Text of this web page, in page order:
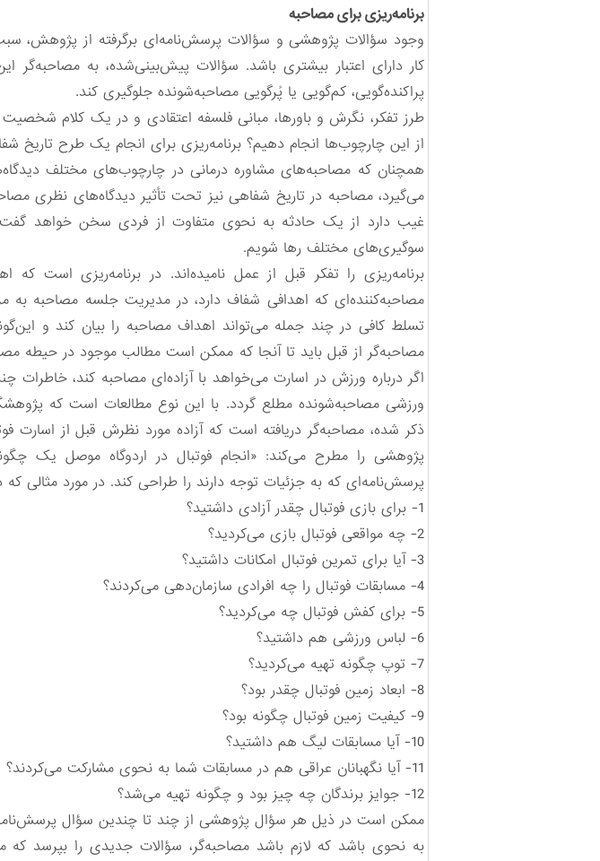
برنامه‌ریزی برای مصاحبه
وجود سؤالات پژوهشی و سؤالات پرسش‌نامه‌ای برگرفته از
کار دارای اعتبار بیشتری باشد. سؤالات پیش‌بینی‌شده، به
پراکنده‌گویی، کم‌گویی یا پُرگویی مصاحبه‌شونده جلوگیری کند.
طرز تفکر، نگرش و باورها، مبانی فلسفه اعتقادی و در یک‌ کلام
از این چارچوب‌ها انجام دهیم؟ برنامه‌ریزی برای انجام یک طرح
همچنان که مصاحبه‌های مشاوره درمانی در چارچوب‌های مختلف
می‌گیرد، مصاحبه در تاریخ شفاهی نیز تحت تأثیر دیدگاه‌های نظری
غیب دارد از یک حادثه به نحوی متفاوت از فردی سخن خواهد
سوگیری‌های مختلف رها شویم.
برنامه‌ریزی را تفکر قبل از عمل نامیده‌اند. در برنامه‌ریزی
مصاحبه‌کننده‌ای که اهدافی شفاف دارد، در مدیریت جلسه مصاحبه
تسلط کافی در چند جمله می‌تواند اهداف مصاحبه را بیان کند و
مصاحبه‌گر از قبل باید تا آنجا که ممکن است مطالب موجود در حیطه
اگر درباره ورزش در اسارت می‌خواهد با آزاده‌ای مصاحبه کند، خاطرات
ورزشی مصاحبه‌شونده مطلع گردد. با این نوع مطالعات است که
ذکر شده، مصاحبه‌گر دریافته است که آزاده مورد نظرش قبل از اسارت
پژوهشی را مطرح می‌کند: «انجام فوتبال در اردوگاه موصل
پرسش‌نامه‌ای که به جزئیات توجه دارند را طراحی کند. در مورد مثالی
1- برای بازی فوتبال چقدر آزادی داشتید؟
2- چه مواقعی فوتبال بازی می‌کردید؟
3- آیا برای تمرین فوتبال امکانات داشتید؟
4- مسابقات فوتبال را چه افرادی سازمان‌دهی می‌کردند؟
5- برای کفش فوتبال چه می‌کردید؟
6- لباس ورزشی هم داشتید؟
7- توپ چگونه تهیه می‌کردید؟
8- ابعاد زمین فوتبال چقدر بود؟
9- کیفیت زمین فوتبال چگونه بود؟
10- آیا مسابقات لیگ هم داشتید؟
11- آیا نگهبانان عراقی هم در مسابقات شما به نحوی مشارکت می‌کردند؟
12- جوایز برندگان چه چیز بود و چگونه تهیه می‌شد؟
ممکن است در ذیل هر سؤال پژوهشی از چند تا چندین سؤال
به نحوی باشد که لازم باشد مصاحبه‌گر، سؤالات جدیدی را بپرسد